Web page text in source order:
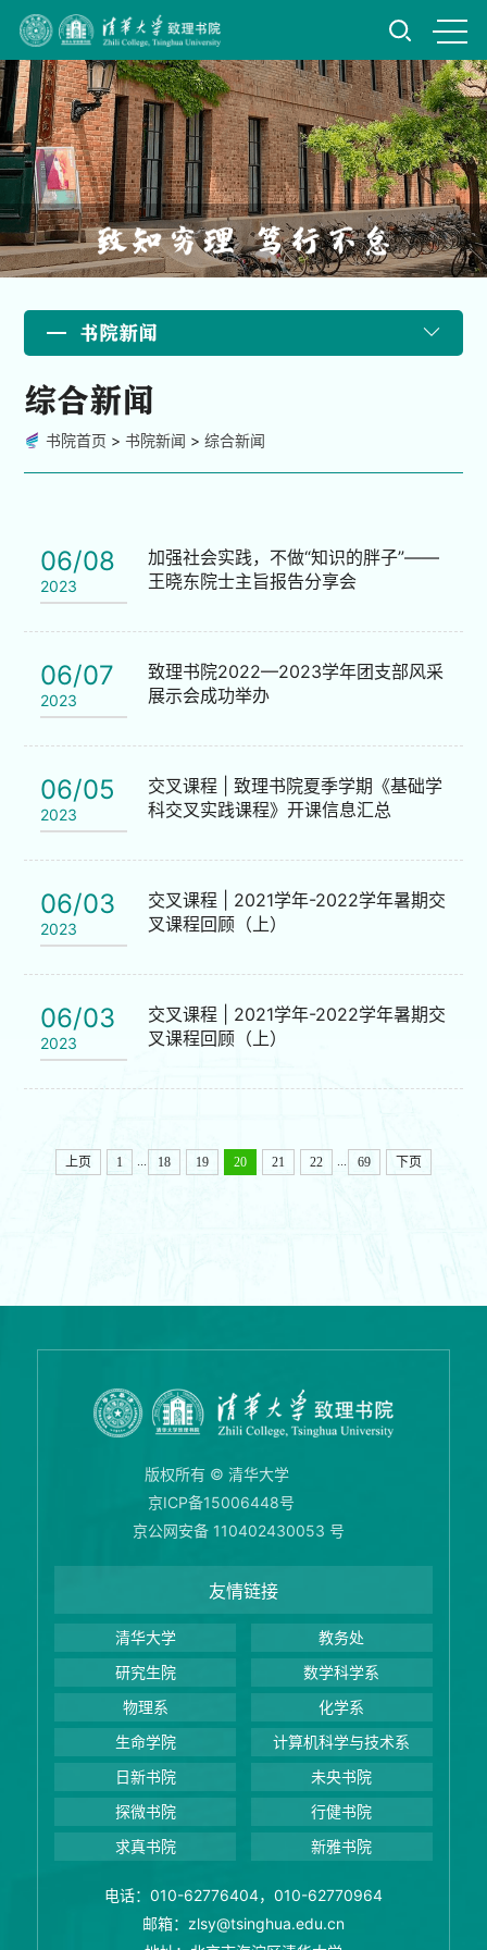
书院新闻
综合新闻
书院首页 >书院新闻 >综合新闻
06/08
2023
加强社会实践，不做“知识的胖子”——
王晓东院士主旨报告分享会
06/07
2023
致理书院2022—2023学年团支部风采
展示会成功举办
06/05
2023
交叉课程 | 致理书院夏季学期《基础学
科交叉实践课程》开课信息汇总
06/03
2023
交叉课程 | 2021学年-2022学年暑期交
叉课程回顾（上）
06/03
2023
交叉课程 | 2021学年-2022学年暑期交
叉课程回顾（上）
上页 1 18 19 20 21 22 69 下页
版权所有 © 清华大学
京ICP备15006448号
京公网安备 110402430053 号
友情链接
清华大学
教务处
研究生院
数学科学系
物理系
化学系
生命学院
计算机科学与技术系
日新书院
未央书院
探微书院
行健书院
求真书院
新雅书院
电话：010-62776404，010-62770964
邮箱：zlsy@tsinghua.edu.cn